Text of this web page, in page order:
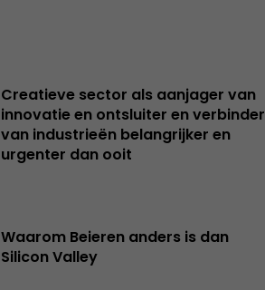
Creatieve sector als aanjager van
innovatie en ontsluiter en verbinder
van industrieën belangrijker en
urgenter dan ooit
Waarom Beieren anders is dan
Silicon Valley